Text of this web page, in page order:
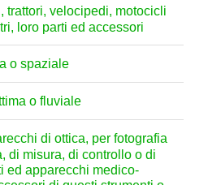
trattori, velocipedi, motocicli
loro parti ed accessori
o spaziale
o fluviale
di ottica, per fotografia
di misura, di controllo o di
ed apparecchi medico-